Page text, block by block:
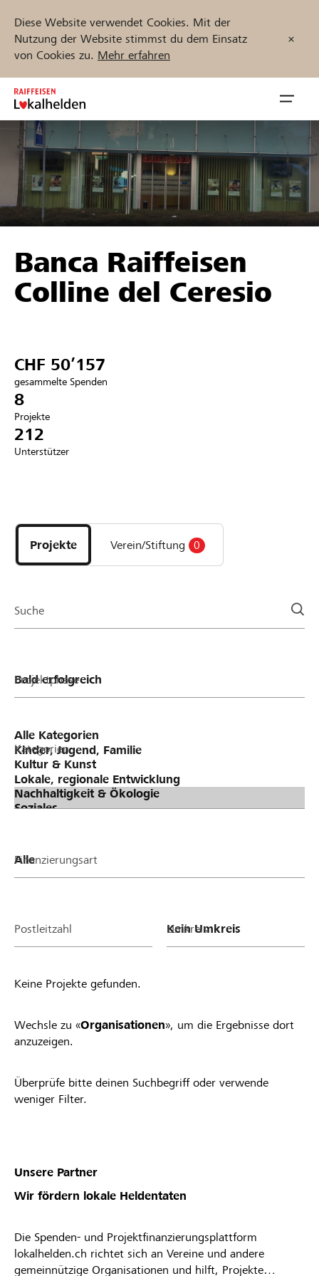
Diese Website verwendet Cookies. Mit der
Nutzung der Website stimmst du dem Einsatz
von Cookies zu. Mehr erfahren
Zum
Inhalt
springen
öffnen
Unterstützen
Hilfe & Support
Anmelden
Projekte und Organisationen finden
Jetzt starten
DE FR IT
Banca Raiffeisen
Colline del Ceresio
CHF 50’157
gesammelte Spenden
8
Projekte
212
Unterstützer
Projekte
und
Organisationen
Projekte Verein/Stiftung 0
Suche
Projektphase
Kategorien
Finanzierungsart
Postleitzahl Umkreis
Keine Projekte gefunden.
Wechsle zu «Organisationen», um die Ergebnisse dort
anzuzeigen.
Überprüfe bitte deinen Suchbegriff oder verwende
weniger Filter.
Unsere Partner
Wir fördern lokale Heldentaten
Die Spenden- und Projektfinanzierungsplattform
lokalhelden.ch richtet sich an Vereine und andere
gemeinnützige Organisationen und hilft, Projekte